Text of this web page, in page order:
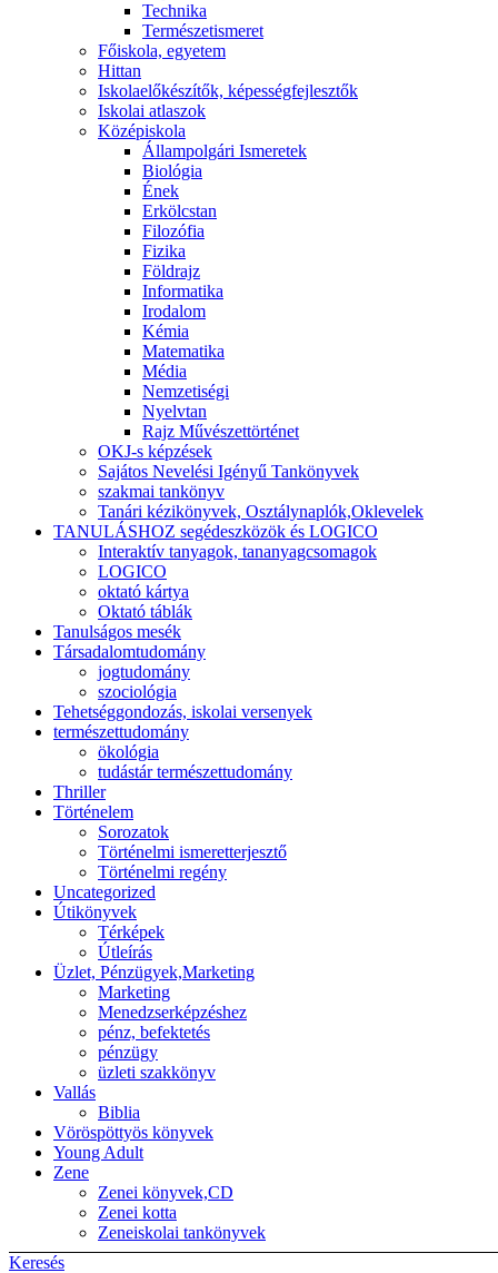
Keresés
Technika
Természetismeret
Főiskola, egyetem
Hittan
Iskolaelőkészítők, képességfejlesztők
Iskolai atlaszok
Középiskola
Állampolgári Ismeretek
Biológia
Ének
Erkölcstan
Filozófia
Fizika
Földrajz
Informatika
Irodalom
Kémia
Matematika
Média
Nemzetiségi
Nyelvtan
Rajz Művészettörténet
OKJ-s képzések
Sajátos Nevelési Igényű Tankönyvek
szakmai tankönyv
Tanári kézikönyvek, Osztálynaplók,Oklevelek
TANULÁSHOZ segédeszközök és LOGICO
Interaktív tanyagok, tananyagcsomagok
LOGICO
oktató kártya
Oktató táblák
Tanulságos mesék
Társadalomtudomány
jogtudomány
szociológia
Tehetséggondozás, iskolai versenyek
természettudomány
ökológia
tudástár természettudomány
Thriller
Történelem
Sorozatok
Történelmi ismeretterjesztő
Történelmi regény
Uncategorized
Útikönyvek
Térképek
Útleírás
Üzlet, Pénzügyek,Marketing
Marketing
Menedzserképzéshez
pénz, befektetés
pénzügy
üzleti szakkönyv
Vallás
Biblia
Vöröspöttyös könyvek
Young Adult
Zene
Zenei könyvek,CD
Zenei kotta
Zeneiskolai tankönyvek